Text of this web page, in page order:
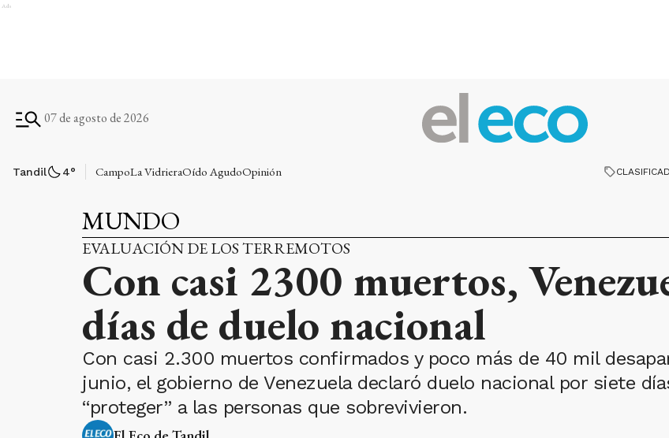
Ads
07 de agosto de 2026
Tandil 4° CampoLa VidrieraOído AgudoOpinión
MUNDO
EVALUACIÓN DE LOS TERREMOTOS
Con casi 2300 muertos,
días de duelo nacional
Con casi 2.300 muertos confirmados y poco más de 40 mil
junio, el gobierno de Venezuela declaró duelo nacional por siete
“proteger” a las personas que sobrevivieron.